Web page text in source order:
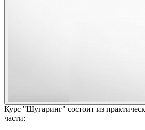
Курс "Шугаринг" состоит из
части: